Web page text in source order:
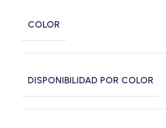
COLOR
DISPONIBILIDAD POR COLOR